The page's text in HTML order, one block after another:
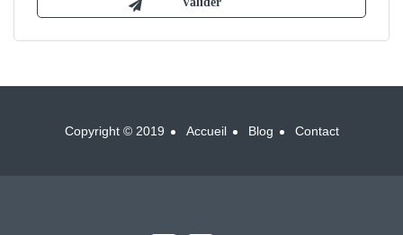
Copyright © 2019 Accueil Blog Contact